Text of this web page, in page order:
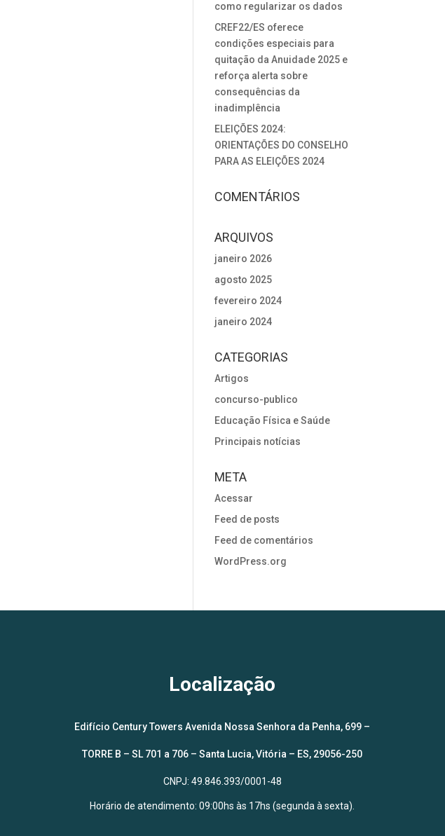
como regularizar os dados
CREF22/ES oferece
condições especiais para
quitação da Anuidade 2025 e
reforça alerta sobre
consequências da
inadimplência
ELEIÇÕES 2024:
ORIENTAÇÕES DO CONSELHO
PARA AS ELEIÇÕES 2024
COMENTÁRIOS
ARQUIVOS
janeiro 2026
agosto 2025
fevereiro 2024
janeiro 2024
CATEGORIAS
Artigos
concurso-publico
Educação Física e Saúde
Principais notícias
META
Acessar
Feed de posts
Feed de comentários
WordPress.org
Localização
Edifício Century Towers Avenida Nossa Senhora da Penha, 699 –
TORRE B – SL 701 a 706 – Santa Lucia, Vitória – ES, 29056-250
CNPJ: 49.846.393/0001-48
Horário de atendimento: 09:00hs às 17hs (segunda à sexta).